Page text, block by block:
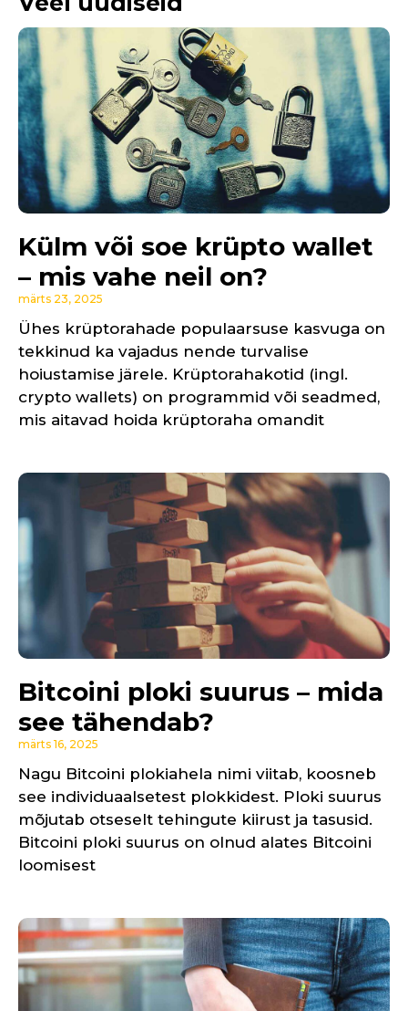
Külm või soe krüpto wallet
– mis vahe neil on?
märts 23, 2025
Ühes krüptorahade populaarsuse kasvuga on
tekkinud ka vajadus nende turvalise
hoiustamise järele. Krüptorahakotid (ingl.
crypto wallets) on programmid või seadmed,
mis aitavad hoida krüptoraha omandit
Bitcoini ploki suurus – mida
see tähendab?
märts 16, 2025
Nagu Bitcoini plokiahela nimi viitab, koosneb
see individuaalsetest plokkidest. Ploki suurus
mõjutab otseselt tehingute kiirust ja tasusid.
Bitcoini ploki suurus on olnud alates Bitcoini
loomisest